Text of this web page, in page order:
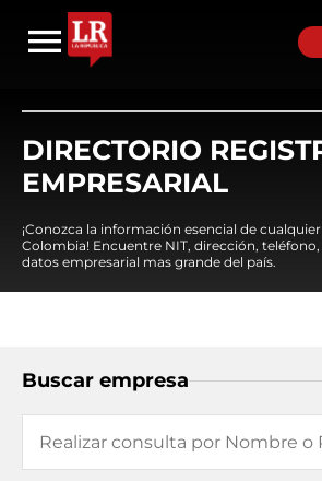
DIRECTORIO
EMPRESARIAL
¡Conozca la información esencial de
Colombia! Encuentre NIT, dirección, teléfono,
datos empresarial mas grande del país.
Buscar empresa